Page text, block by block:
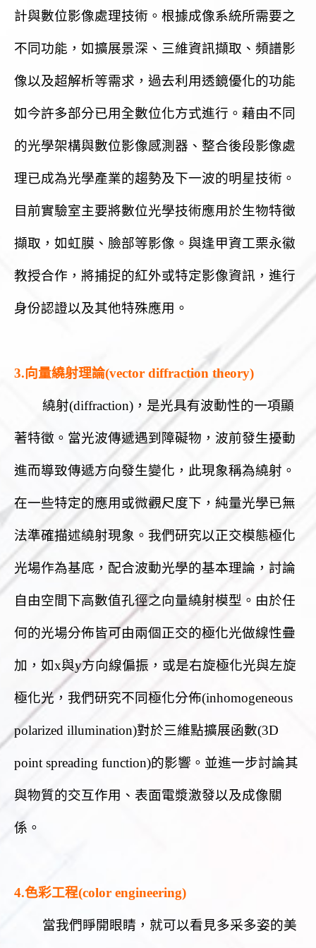
計與數位影像處理技術。根據成像系統所需要之
不同功能，如擴展景深、三維資訊擷取、頻譜影
像以及超解析等需求，過去利用透鏡優化的功能
如今許多部分已用全數位化方式進行。藉由不同
的光學架構與數位影像感測器、整合後段影像處
理已成為光學產業的趨勢及下一波的明星技術。
目前實驗室主要將數位光學技術應用於生物特徵
擷取，如虹膜、臉部等影像。與逢甲資工栗永徽
教授合作，將捕捉的紅外或特定影像資訊，進行
身份認證以及其他特殊應用。
3.向量繞射理論(vector diffraction theory)
繞射(diffraction)，是光具有波動性的一項顯
著特徵。當光波傳遞遇到障礙物，波前發生擾動
進而導致傳遞方向發生變化，此現象稱為繞射。
在一些特定的應用或微觀尺度下，純量光學已無
法準確描述繞射現象。我們研究以正交模態極化
光場作為基底，配合波動光學的基本理論，討論
自由空間下高數值孔徑之向量繞射模型。由於任
何的光場分佈皆可由兩個正交的極化光做線性疊
加，如x與y方向線偏振，或是右旋極化光與左旋
極化光，我們研究不同極化分佈(inhomogeneous
polarized illumination)對於三維點擴展函數(3D
point spreading function)的影響。並進一步討論其
與物質的交互作用、表面電漿激發以及成像關
係。
4.色彩工程(color engineering)
當我們睜開眼睛，就可以看見多采多姿的美